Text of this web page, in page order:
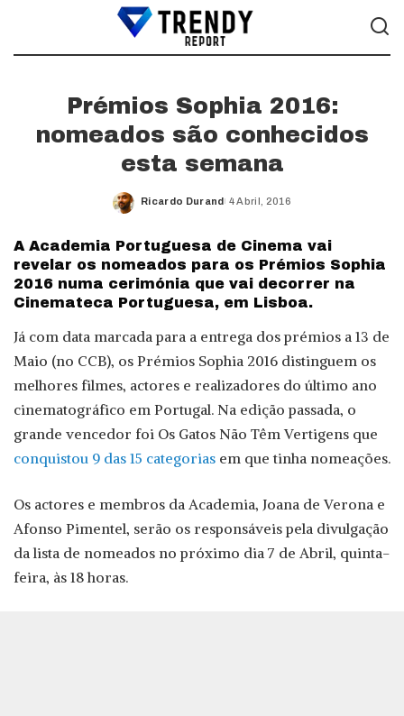
Prémios Sophia 2016:
nomeados são conhecidos
esta semana
Posted
Ricardo Durand 4 Abril, 2016
A Academia Portuguesa de Cinema vai
revelar os nomeados para os Prémios Sophia
2016 numa cerimónia que vai decorrer na
Cinemateca Portuguesa, em Lisboa.
Já com data marcada para a entrega dos prémios a 13 de
Maio (no CCB), os Prémios Sophia 2016 distinguem os
melhores filmes, actores e realizadores do último ano
cinematográfico em Portugal. Na edição passada, o
grande vencedor foi Os Gatos Não Têm Vertigens que
conquistou 9 das 15 categorias em que tinha nomeações.
Os actores e membros da Academia, Joana de Verona e
Afonso Pimentel, serão os responsáveis pela divulgação
da lista de nomeados no próximo dia 7 de Abril, quinta-
feira, às 18 horas.